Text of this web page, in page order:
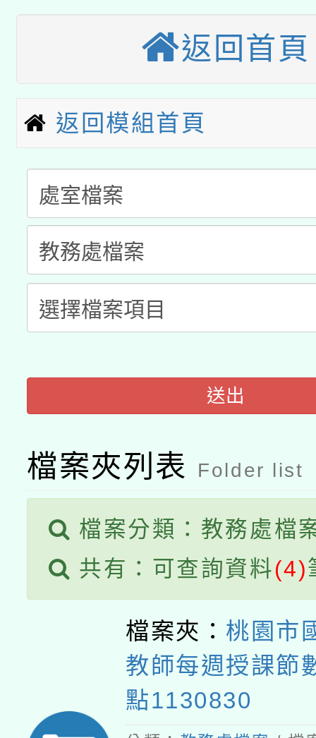
動」
開 智慧啟航」
招甄選結果公告(無人
招)
適應運動共學行動站研
暨閱讀推動專業研習
科技賦能─人工智慧
礎課程
A3數位素養講師名單
「數位內容與教學軟體
pilot」
有關大陸委員會函釋公
薪期間赴陸應申請許可
轉知經濟部水利署委託
業技術研究院辦理「
用水績優單位及節水達
動」
115年8月22日(星期六
桃園市孔廟祈福系列
2026年桃園地景藝術
返回首頁
返回模組首頁
送出
檔案夾列表 Folder list
檔案分類：教務處檔
共有：可查詢資料(4)
檔案夾： 桃園市
教師每週授課節
點1130830